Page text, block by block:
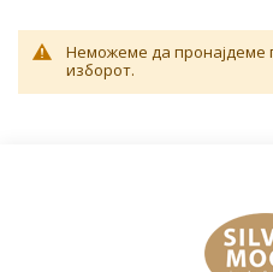
Неможеме да пронајдеме
изборот.